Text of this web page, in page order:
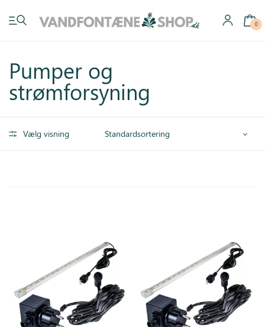
0
Pumper og
strømforsyning
Vælg visning
Indendørs vandfontæner
Køb gavekort
Inspiration
Galleri